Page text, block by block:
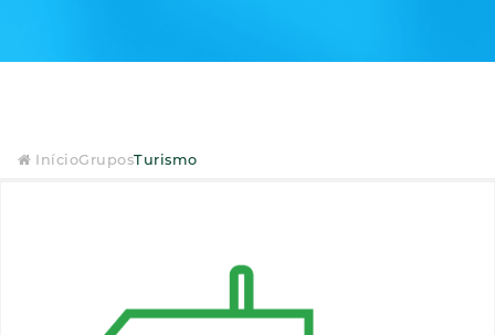
InícioGruposTurismo